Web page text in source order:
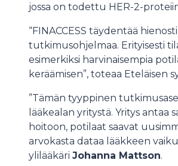
jossa on todettu HER-2-
“FINACCESS täydentää
tutkimusohjelmaa. Erityisesti
esimerkiksi harvinaisempia
keräämisen”, toteaa Eteläisen
”Tämän tyyppinen
lääkealan yritystä. Yritys
hoitoon, potilaat saavat
arvokasta dataa lääkkeen
ylilääkäri Johanna Mattson.